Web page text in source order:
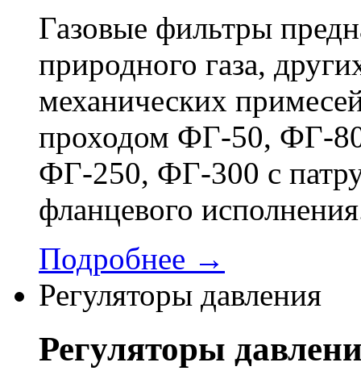
Газовые фильтры
природного газа,
механических
проходом ФГ-50, ФГ-
ФГ-250, ФГ-300 с
фланцевого
Подробнее →
Регуляторы давления
Регуляторы